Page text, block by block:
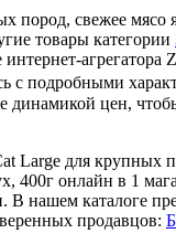
пород, свежее мясо
товары категории
агрегатора
с подробными
динамикой цен,
Large для крупных
400г онлайн в 1
В нашем каталоге
продавцов: